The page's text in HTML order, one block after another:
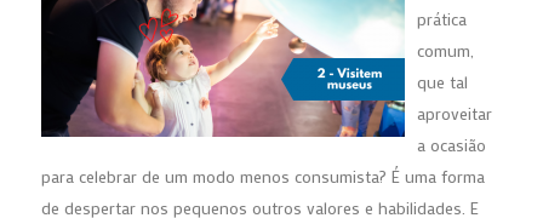
prática
comum,
que tal
aproveitar
a ocasião
para celebrar de um modo menos consumista? É uma forma
de despertar nos pequenos outros valores e habilidades. E